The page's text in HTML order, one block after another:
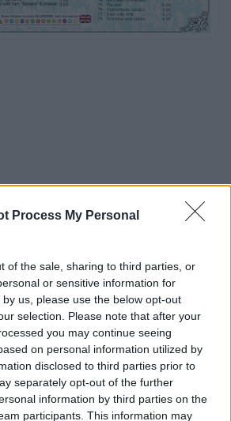
Process My Personal
of the sale, sharing to third parties, or
or sensitive information for
us, please use the below opt-out
selection. Please note that after your
you may continue seeing
on personal information utilized by
disclosed to third parties prior to
separately opt-out of the further
information by third parties on the
participants. This information may